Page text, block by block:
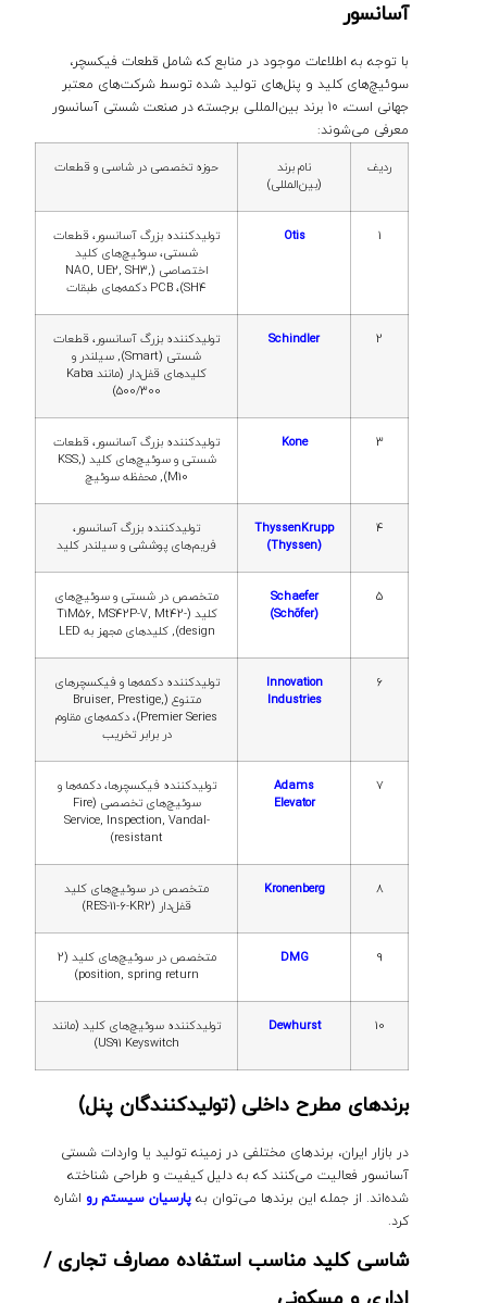
آسانسور
با توجه به اطلاعات موجود در منابع که شامل قطعات فیکسچر،
سوئیچ‌های کلید و پنل‌های تولید شده توسط شرکت‌های معتبر
جهانی است، 10 برند بین‌المللی برجسته در صنعت شستی آسانسور
معرفی می‌شوند:
ردیف
نام برند
(بین‌المللی)
حوزه تخصصی در شاسی و قطعات
1
Otis
تولیدکننده بزرگ آسانسور، قطعات
شستی، سوئیچ‌های کلید
اختصاصی (NAO, UE2, SH3,
SH4)، PCB دکمه‌های طبقات
2
Schindler
تولیدکننده بزرگ آسانسور، قطعات
شستی (Smart), سیلندر و
کلیدهای قفل‌دار (مانند Kaba
500/300)
3
Kone
تولیدکننده بزرگ آسانسور، قطعات
شستی و سوئیچ‌های کلید (KSS,
M10), محفظه سوئیچ
4
ThyssenKrupp
(Thyssen)
تولیدکننده بزرگ آسانسور،
فریم‌های پوششی و سیلندر کلید
5
Schaefer
(Schõfer)
متخصص در شستی و سوئیچ‌های
کلید (T1M56, MS42P-V, Mt42-
design), کلیدهای مجهز به LED
6
Innovation
Industries
تولیدکننده دکمه‌ها و فیکسچرهای
متنوع (Bruiser, Prestige,
Premier Series)، دکمه‌های مقاوم
در برابر تخریب
7
Adams
Elevator
تولیدکننده فیکسچرها، دکمه‌ها و
سوئیچ‌های تخصصی (Fire
Service, Inspection, Vandal-
resistant)
8
Kronenberg
متخصص در سوئیچ‌های کلید
قفل‌دار (RES-11-6-KR2)
9
DMG
متخصص در سوئیچ‌های کلید (2
position, spring return)
10
Dewhurst
تولیدکننده سوئیچ‌های کلید (مانند
US91 Keyswitch)
برندهای مطرح داخلی (تولیدکنندگان پنل)
در بازار ایران، برندهای مختلفی در زمینه تولید یا واردات شستی
آسانسور فعالیت می‌کنند که به دلیل کیفیت و طراحی شناخته
شده‌اند. از جمله این برندها می‌توان به پارسیان سیستم رو اشاره
کرد.
شاسی کلید مناسب استفاده مصارف تجاری /